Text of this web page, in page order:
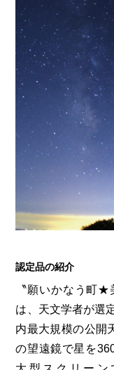
認定品の紹介
〝願いかなう町
は、天文学者が選
内最大規模の公開
の望遠鏡で星を